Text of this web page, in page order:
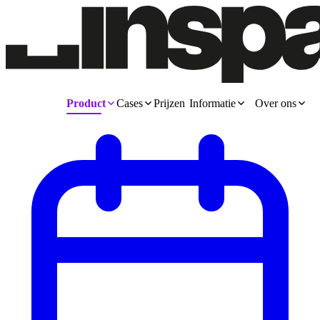
Product Cases Prijzen Informatie Over ons